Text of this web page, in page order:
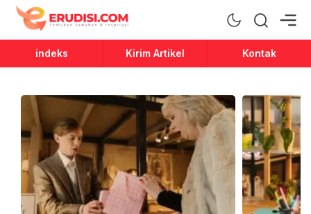
Erudisi
Temukan Jawaban dan Inspirasi
indeks Kirim Artikel Kontak